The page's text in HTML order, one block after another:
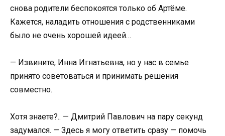
снова родители беспокоятся только об Артёме.
Кажется, наладить отношения с родственниками
было не очень хорошей идеей…
— Извините, Инна Игнатьевна, но у нас в семье
принято советоваться и принимать решения
совместно.
Хотя знаете?.. — Дмитрий Павлович на пару секунд
задумался. — Здесь я могу ответить сразу — помочь